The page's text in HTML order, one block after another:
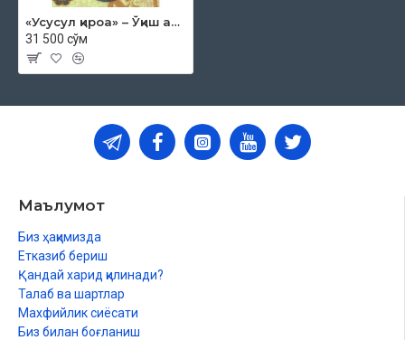
«Усусул қироа» – Ўқиш асослари
31 500 сўм
Маълумот
Биз ҳақимизда
Етказиб бериш
Қандай харид қилинади?
Талаб ва шартлар
Махфийлик сиёсати
Биз билан боғланиш